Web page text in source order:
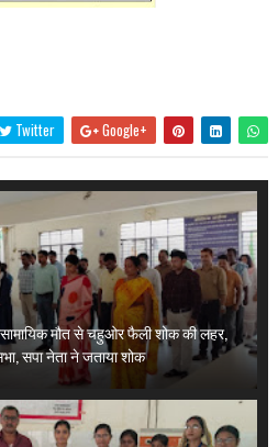
Twitter Google+
मौत से चहुओर फैली शोक की लहर,
सपा नेता ने जताया शोक